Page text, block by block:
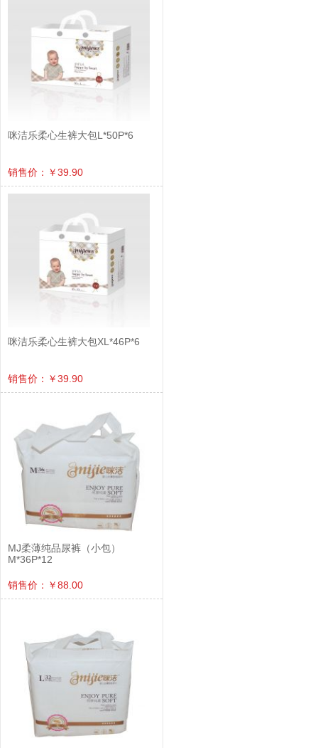
咪洁乐柔心生裤大包L*50P*6
销售价：￥39.90
咪洁乐柔心生裤大包XL*46P*6
销售价：￥39.90
MJ柔薄纯品尿裤（小包）
M*36P*12
销售价：￥88.00